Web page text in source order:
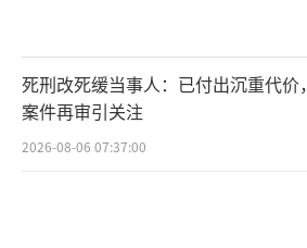
死刑改死缓当事人：已付出沉重代价，
案件再审引关注
2026-08-06 07:37:00